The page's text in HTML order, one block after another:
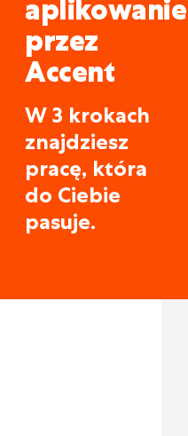
aplikowanie
przez
Accent
W 3 krokach
znajdziesz
pracę, która
do Ciebie
pasuje.